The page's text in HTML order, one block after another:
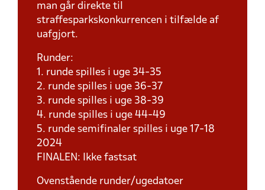
man går direkte til
straffesparkskonkurrencen i tilfælde af
uafgjort.
Runder:
1. runde spilles i uge 34-35
2. runde spilles i uge 36-37
3. runde spilles i uge 38-39
4. runde spilles i uge 44-49
5. runde semifinaler spilles i uge 17-18
2024
FINALEN: Ikke fastsat
Ovenstående runder/ugedatoer